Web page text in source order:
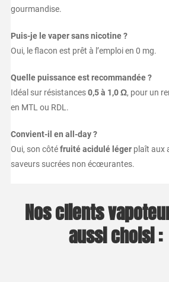
gourmandise.
Puis-je le vaper sans nicotine ?
Oui, le flacon est prêt à l’emploi en 0 mg.
Quelle puissance est recommandée ?
Idéal sur résistances0,5 à 1,0 Ω, pour un
en MTL ou RDL.
Convient-il en all-day ?
Oui, son côtéfruité acidulé légerplaît aux
saveurs sucrées non écœurantes.
Nos clients
aussi choisi :